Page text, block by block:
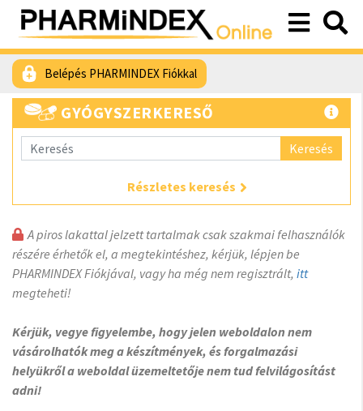
Belépés PHARMINDEX Fiókkal
GYÓGYSZERKERESŐ
Keresés
Részletes keresés
A piros lakattal jelzett tartalmak csak szakmai felhasználók
részére érhetők el, a megtekintéshez, kérjük, lépjen be
PHARMINDEX Fiókjával, vagy ha még nem regisztrált, itt
megteheti!
Kérjük, vegye figyelembe, hogy jelen weboldalon nem
vásárolhatók meg a készítmények, és forgalmazási
helyükről a weboldal üzemeltetője nem tud felvilágosítást
adni!